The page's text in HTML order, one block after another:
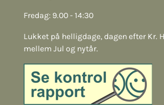
Fredag: 9.00 - 14:30
Lukket på helligdage, dagen efter Kr.
mellem Jul og nytår.